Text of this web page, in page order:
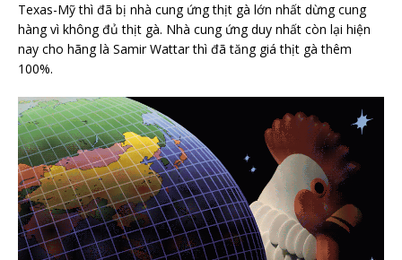
Texas-Mỹ thì đã bị nhà cung ứng thịt gà lớn nhất dừng cung
hàng vì không đủ thịt gà. Nhà cung ứng duy nhất còn lại hiện
nay cho hãng là Samir Wattar thì đã tăng giá thịt gà thêm
100%.